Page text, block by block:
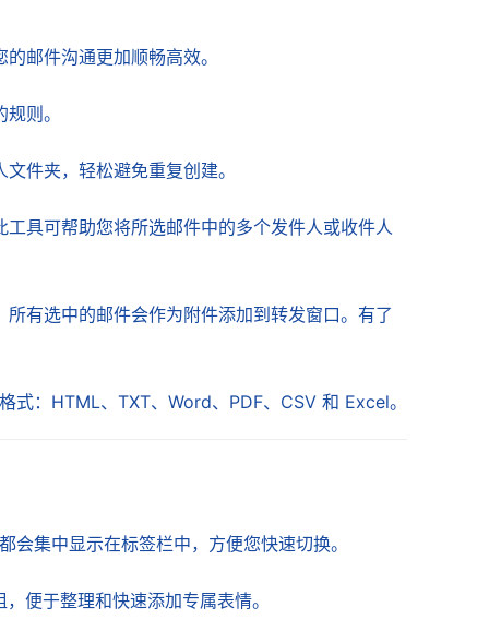
邮件沟通更加顺畅高效。
则。
件夹，轻松避免重复创建。
具可帮助您将所选邮件中的多个发件人或收件人
有选中的邮件会作为附件添加到转发窗口。有了
式：HTML、TXT、Word、PDF、CSV 和 Excel。
集中显示在标签栏中，方便您快速切换。
便于整理和快速添加专属表情。